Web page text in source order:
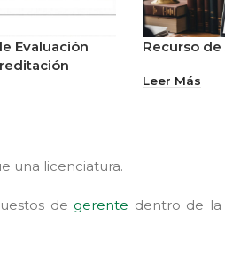
Evaluación
Recurso de
Leer Más
una licenciatura.
de gerente dentro de la